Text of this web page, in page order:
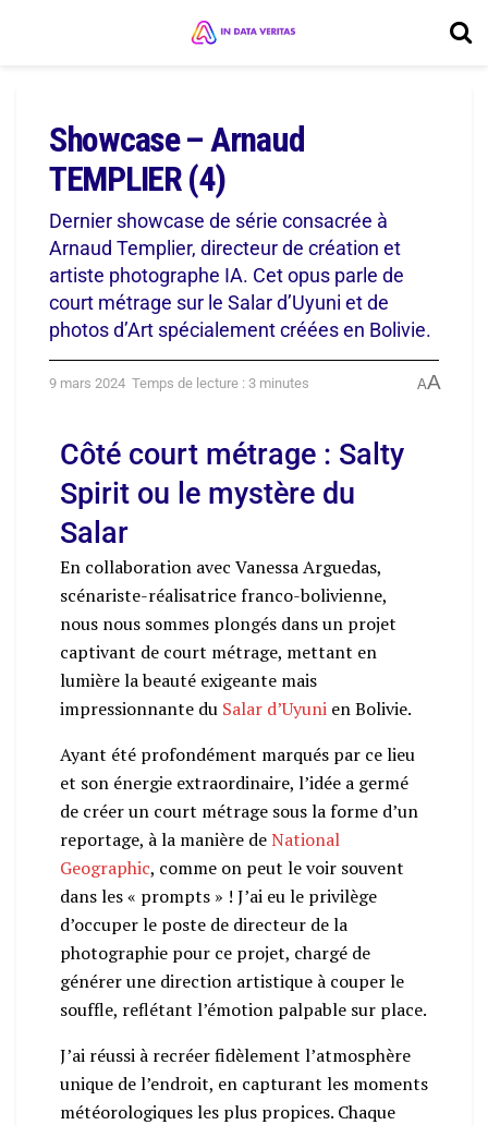
Showcase – Arnaud
TEMPLIER (4)
Dernier showcase de série consacrée à
Arnaud Templier, directeur de création et
artiste photographe IA. Cet opus parle de
court métrage sur le Salar d’Uyuni et de
photos d’Art spécialement créées en Bolivie.
9 mars 2024 Temps de lecture : 3 minutes AA
Côté court métrage : Salty
Spirit ou le mystère du
Salar
En collaboration avec Vanessa Arguedas,
scénariste-réalisatrice franco-bolivienne,
nous nous sommes plongés dans un projet
captivant de court métrage, mettant en
lumière la beauté exigeante mais
impressionnante du Salar d’Uyuni en Bolivie.
Ayant été profondément marqués par ce lieu
et son énergie extraordinaire, l’idée a germé
de créer un court métrage sous la forme d’un
reportage, à la manière deNational
Geographic, comme on peut le voir souvent
dans les « prompts » ! J’ai eu le privilège
d’occuper le poste de directeur de la
photographie pour ce projet, chargé de
générer une direction artistique à couper le
souffle, reflétant l’émotion palpable sur place.
J’ai réussi à recréer fidèlement l’atmosphère
unique de l’endroit, en capturant les moments
météorologiques les plus propices. Chaque